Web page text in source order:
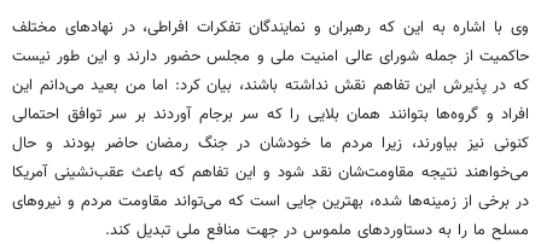
وی با اشاره به این که رهبران و نمایندگان تفکرات افراطی، در نهادهای مختلف
حاکمیت از جمله شورای عالی امنیت ملی و مجلس حضور دارند و این طور نیست
که در پذیرش این تفاهم نقش نداشته باشند، بیان کرد: اما من بعید می‌دانم این
افراد و گروه‌ها بتوانند همان بلایی را که سر برجام آوردند بر سر توافق احتمالی
کنونی نیز بیاورند، زیرا مردم ما خودشان در جنگ رمضان حاضر بودند و حال
می‌خواهند نتیجه مقاومت‌شان نقد شود و این تفاهم که باعث عقب‌نشینی آمریکا
در برخی از زمینه‌ها شده، بهترین جایی است که می‌تواند مقاومت مردم و نیروهای
مسلح ما را به دستاوردهای ملموس در جهت منافع ملی تبدیل کند.